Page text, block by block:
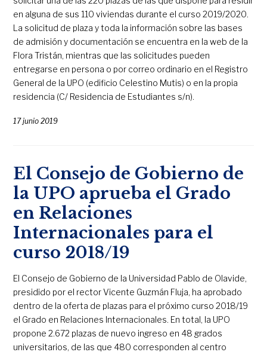
en alguna de sus 110 viviendas durante el curso 2019/2020.
La solicitud de plaza y toda la información sobre las bases
de admisión y documentación se encuentra en la web de la
Flora Tristán, mientras que las solicitudes pueden
entregarse en persona o por correo ordinario en el Registro
General de la UPO (edificio Celestino Mutis) o en la propia
residencia (C/ Residencia de Estudiantes s/n).
17 junio 2019
El Consejo de Gobierno de
la UPO aprueba el Grado
en Relaciones
Internacionales para el
curso 2018/19
El Consejo de Gobierno de la Universidad Pablo de Olavide,
presidido por el rector Vicente Guzmán Fluja, ha aprobado
dentro de la oferta de plazas para el próximo curso 2018/19
el Grado en Relaciones Internacionales. En total, la UPO
propone 2.672 plazas de nuevo ingreso en 48 grados
universitarios, de las que 480 corresponden al centro